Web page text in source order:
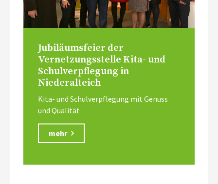
Jubiläumsfeier der
Vernetzungsstelle Kita- und
Schulverpflegung in
Niederalteich
Kita- und Schulverpflegung mit Genuss
und Qualität
mehr